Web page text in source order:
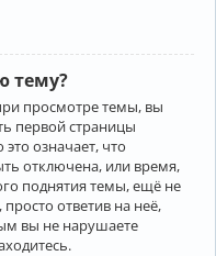
тему?
просмотре темы, вы
первой страницы
означает, что
отключена, или время,
поднятия темы, ещё не
ответив на неё,
вы не нарушаете